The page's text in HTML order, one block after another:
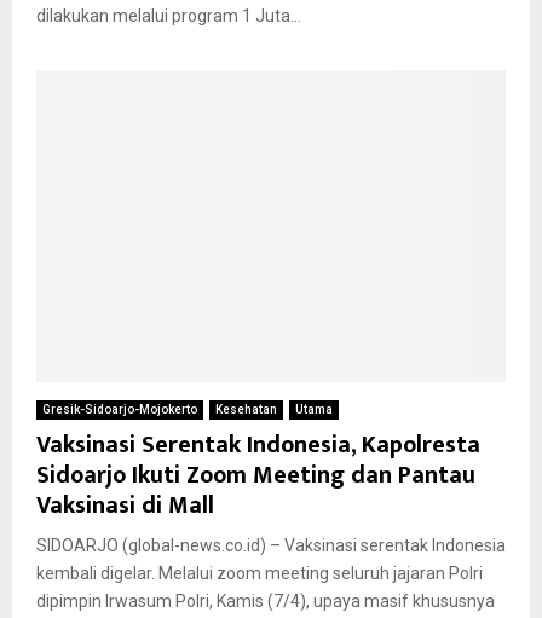
dilakukan melalui program 1 Juta...
Gresik-Sidoarjo-Mojokerto Kesehatan Utama
Vaksinasi Serentak Indonesia, Kapolresta
Sidoarjo Ikuti Zoom Meeting dan Pantau
Vaksinasi di Mall
SIDOARJO (global-news.co.id) – Vaksinasi serentak Indonesia
kembali digelar. Melalui zoom meeting seluruh jajaran Polri
dipimpin Irwasum Polri, Kamis (7/4), upaya masif khususnya